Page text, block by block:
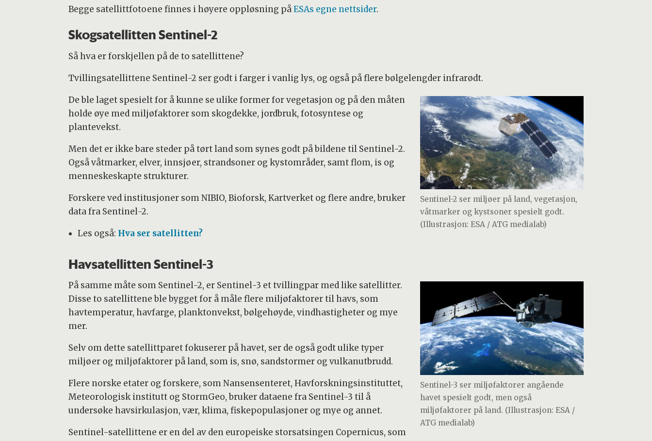
Begge satellittfotoene finnes i høyere oppløsning påESAs egne nettsider.
Skogsatellitten Sentinel-2
Så hva er forskjellen på de to satellittene?
Tvillingsatellittene Sentinel-2 ser godt i farger i vanlig lys, og også på flere bølgelengder infrarødt.
Sentinel-2 ser miljøer på land, vegetasjon,
våtmarker og kystsoner spesielt godt.
(Illustrasjon: ESA / ATG medialab)
De ble laget spesielt for å kunne se ulike former for vegetasjon og på den måten
holde øye med miljøfaktorer som skogdekke, jordbruk, fotosyntese og
plantevekst.
Men det er ikke bare steder på tørt land som synes godt på bildene til Sentinel-2.
Også våtmarker, elver, innsjøer, strandsoner og kystområder, samt flom, is og
menneskeskapte strukturer.
Forskere ved institusjoner som NIBIO, Bioforsk, Kartverket og flere andre, bruker
data fra Sentinel-2.
Les også: Hva ser satellitten?
Havsatellitten Sentinel-3
Sentinel-3 ser miljøfaktorer angående
havet spesielt godt, men også
miljøfaktorer på land. (Illustrasjon: ESA /
ATG medialab)
På samme måte som Sentinel-2, er Sentinel-3 et tvillingpar med like satellitter.
Disse to satellittene ble bygget for å måle flere miljøfaktorer til havs, som
havtemperatur, havfarge, planktonvekst, bølgehøyde, vindhastigheter og mye
mer.
Selv om dette satellittparet fokuserer på havet, ser de også godt ulike typer
miljøer og miljøfaktorer på land, som is, snø, sandstormer og vulkanutbrudd.
Flere norske etater og forskere, som Nansensenteret, Havforskningsinstituttet,
Meteorologisk institutt og StormGeo, bruker dataene fra Sentinel-3 til å
undersøke havsirkulasjon, vær, klima, fiskepopulasjoner og mye og annet.
Sentinel-satellittene er en del av den europeiske storsatsingen Copernicus, som